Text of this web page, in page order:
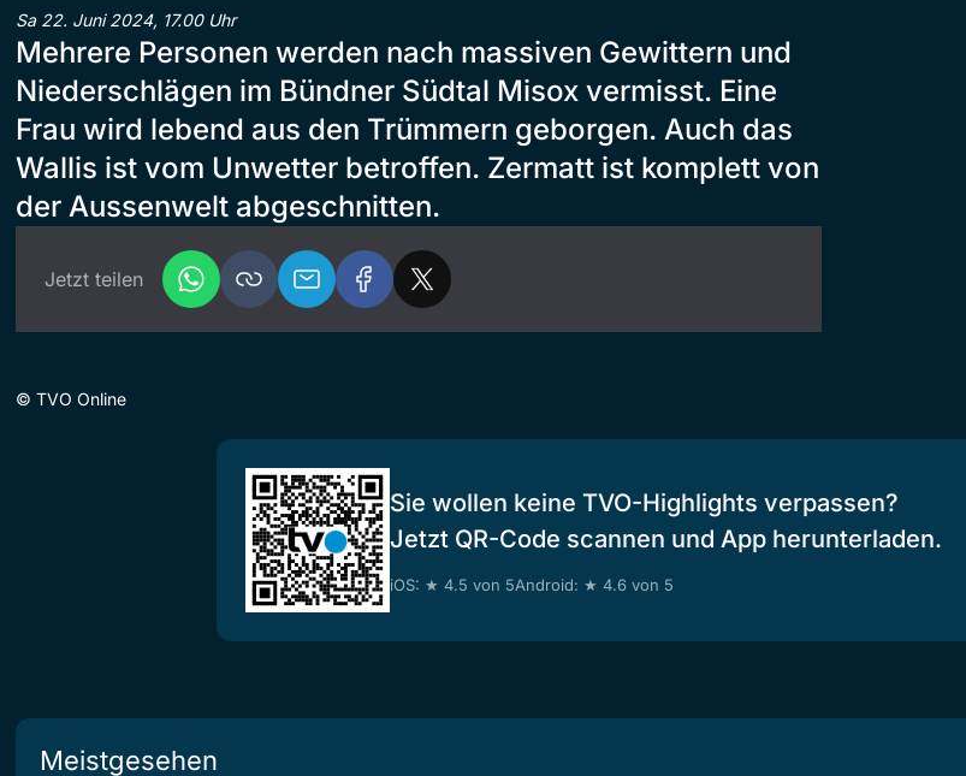
Sa 22. Juni 2024, 17.00 Uhr
Mehrere Personen werden nach massiven Gewittern und
Niederschlägen im Bündner Südtal Misox vermisst. Eine
Frau wird lebend aus den Trümmern geborgen. Auch das
Wallis ist vom Unwetter betroffen. Zermatt ist komplett von
der Aussenwelt abgeschnitten.
Jetzt teilen
© TVO Online
Sie wollen keine TVO-Highlights verpassen?
Jetzt QR-Code scannen und App herunterladen.
iOS: ★ 4.5 von 5Android: ★ 4.6 von 5
Meistgesehen